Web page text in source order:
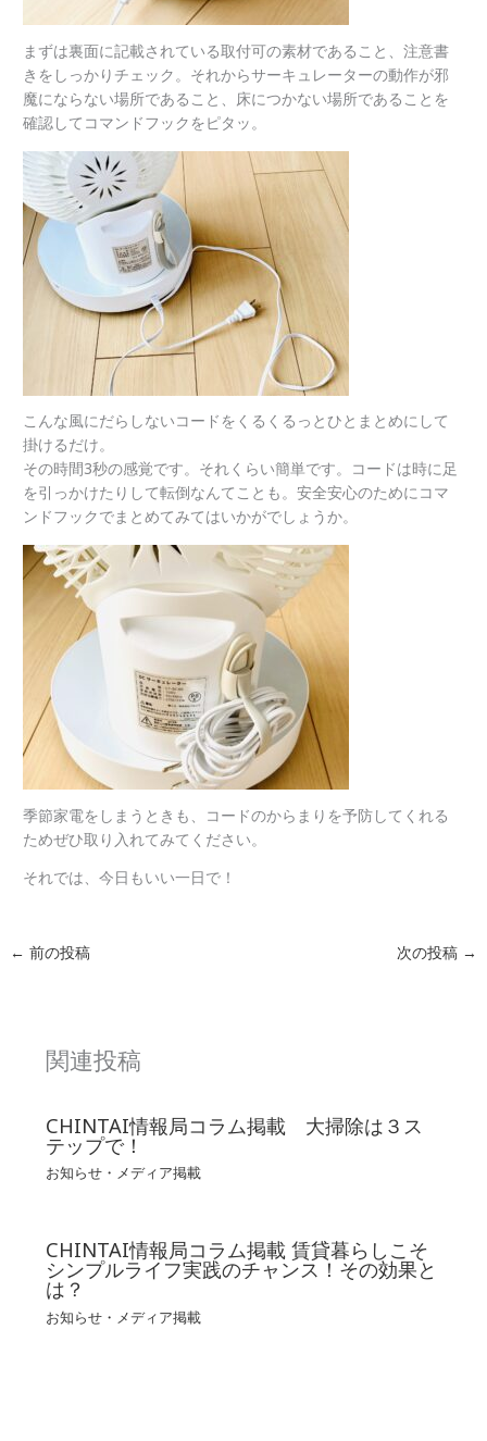
まずは裏面に記載されている取付可の素材であること、注意書
きをしっかりチェック。それからサーキュレーターの動作が邪
魔にならない場所であること、床につかない場所であることを
確認してコマンドフックをピタッ。
こんな風にだらしないコードをくるくるっとひとまとめにして
掛けるだけ。
その時間3秒の感覚です。それくらい簡単です。コードは時に足
を引っかけたりして転倒なんてことも。安全安心のためにコマ
ンドフックでまとめてみてはいかがでしょうか。
季節家電をしまうときも、コードのからまりを予防してくれる
ためぜひ取り入れてみてください。
それでは、今日もいい一日で！
← 前の投稿 次の投稿 →
関連投稿
CHINTAI情報局コラム掲載 大掃除は３ス
テップで！
お知らせ・メディア掲載
CHINTAI情報局コラム掲載 賃貸暮らしこそ
シンプルライフ実践のチャンス！その効果と
は？
お知らせ・メディア掲載